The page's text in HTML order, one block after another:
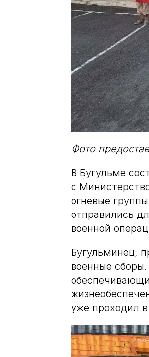
Фото
В Бугульме
с
огневые
отправились
военной
Бугульминец,
военные
уже проходил